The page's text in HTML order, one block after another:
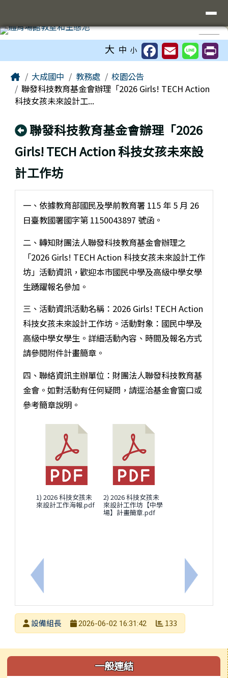
⏸
大 中 小
Home大成國中 教務處
校園公告
聯發科技教育基金會辦理「2026 Girls! TECH Action
科技女孩未來設計工...
回上頁
聯發科技教育基金會辦理「2026
Girls! TECH Action 科技女孩未來設
計工作坊
上一筆：115年度科學教育「校園生物多樣性暨蝴蝶
一、依據教育部國民及學前教育署 115 年 5 月 26
日臺教國署國字第 1150043897 號函。
二、轉知財團法人聯發科技教育基金會辦理之
「2026 Girls! TECH Action 科技女孩未來設計工作
坊」活動資訊，歡迎本市國民中學及高級中學女學
生踴躍報名參加。
三、活動資訊活動名稱：2026 Girls! TECH Action
科技女孩未來設計工作坊。活動對象：國民中學及
高級中學女學生。詳細活動內容、時間及報名方式
請參閱附件計畫簡章。
四、聯絡資訊主辦單位：財團法人聯發科技教育基
金會。如對活動有任何疑問，請逕洽基金會窗口或
參考簡章說明。
1) 2026 科技女孩未
來設計工作海報.pdf
2) 2026 科技女孩未
來設計工作坊【中學
場】計畫簡章.pdf
下一筆：
發布者設備組長
2026-06-02 16:31:42 133
左邊區域內容 一般連結